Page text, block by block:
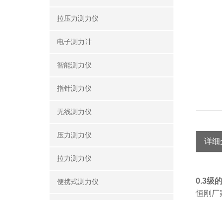
拉压力测力仪
电子测力计
智能测力仪
指针测力仪
无线测力仪
压力测力仪
拉力测力仪
便携式测力仪
详细
0.3级
恒刚厂